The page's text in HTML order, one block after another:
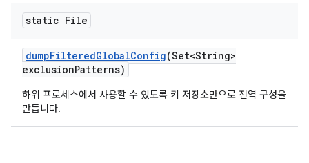
static File
dumpFilteredGlobalConfig(Set<String>
exclusionPatterns)
하위 프로세스에서 사용할 수 있도록 키 저장소만으로 전역 구성을
만듭니다.